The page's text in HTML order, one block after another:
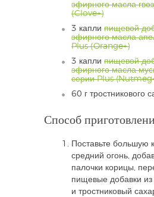
эфирного масла
(Clove+)
3 капли пищевой
эфирного масла
Plus (Orange+)
3 капли пищевой
эфирного масла
серии Plus
60 г тростникового
Способ
Поставьте большую
средний огонь,
палочки корицы,
пищевые добавки
и тростниковый